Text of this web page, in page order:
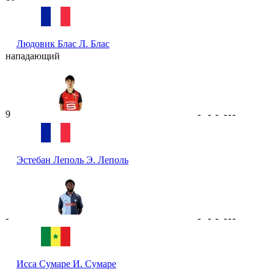
Людовик Блас Л. Блас
нападающий
9
Эстебан Леполь Э. Леполь
- - - ---
-
Исса Сумаре И. Сумаре
- - - ---